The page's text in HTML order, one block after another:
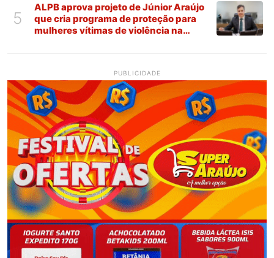
5
ALPB aprova projeto de Júnior Araújo
que cria programa de proteção para
mulheres vítimas de violência na
PUBLICIDADE